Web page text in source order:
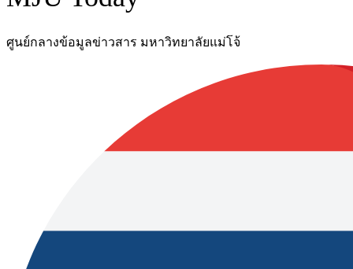
ศูนย์กลางข้อมูลข่าวสาร มหาวิทยาลัยแม่โจ้